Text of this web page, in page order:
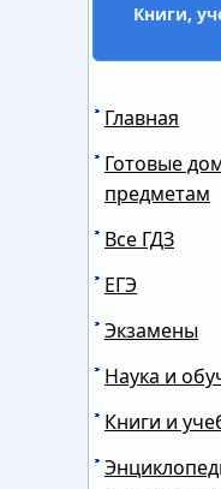
Книги,
Главная
Готовые
предметам
Все ГДЗ
ЕГЭ
Экзамены
Наука и
Книги и